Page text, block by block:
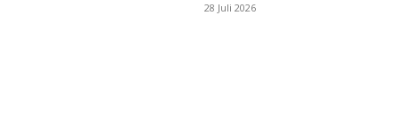
28 Juli 2026